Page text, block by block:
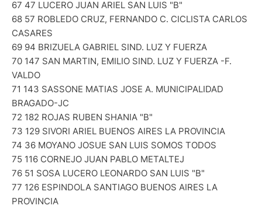
67 47 LUCERO JUAN ARIEL SAN LUIS "B"
68 57 ROBLEDO CRUZ, FERNANDO C. CICLISTA CARLOS
CASARES
69 94 BRIZUELA GABRIEL SIND. LUZ Y FUERZA
70 147 SAN MARTIN, EMILIO SIND. LUZ Y FUERZA -F.
VALDO
71 143 SASSONE MATIAS JOSE A. MUNICIPALIDAD
BRAGADO-JC
72 182 ROJAS RUBEN SHANIA "B"
73 129 SIVORI ARIEL BUENOS AIRES LA PROVINCIA
74 36 MOYANO JOSUE SAN LUIS SOMOS TODOS
75 116 CORNEJO JUAN PABLO METALTEJ
76 51 SOSA LUCERO LEONARDO SAN LUIS "B"
77 126 ESPINDOLA SANTIAGO BUENOS AIRES LA
PROVINCIA